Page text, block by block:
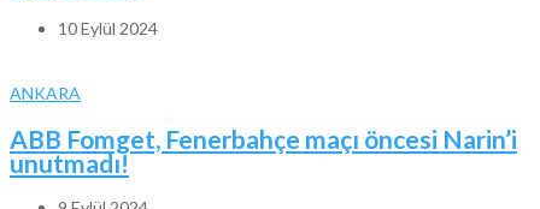
10 Eylül 2024
ANKARA
ABB Fomget, Fenerbahçe maçı öncesi Narin’i
unutmadı!